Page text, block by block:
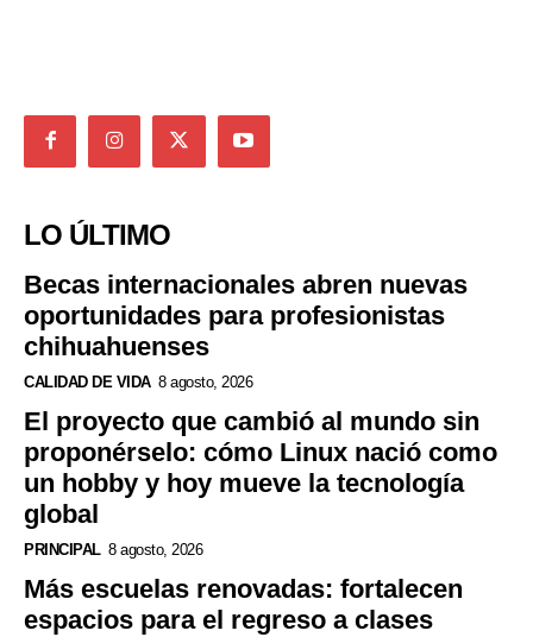
LO ÚLTIMO
Becas internacionales abren nuevas
oportunidades para profesionistas
chihuahuenses
CALIDAD DE VIDA 8 agosto, 2026
El proyecto que cambió al mundo sin
proponérselo: cómo Linux nació como
un hobby y hoy mueve la tecnología
global
PRINCIPAL 8 agosto, 2026
Más escuelas renovadas: fortalecen
espacios para el regreso a clases